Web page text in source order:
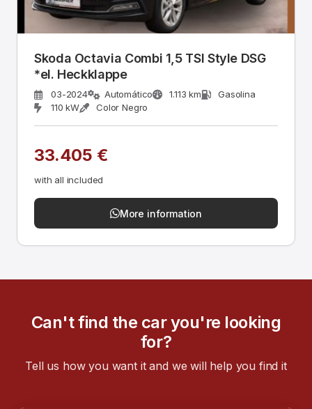
Skoda Octavia Combi 1,5 TSI Style DSG
*el. Heckklappe
03-2024 Automático 1.113 km
Gasolina
110 kW
Color Negro
33.405 €
with all included
More information
Can't find the car you're looking
for?
Tell us how you want it and we will help you find it